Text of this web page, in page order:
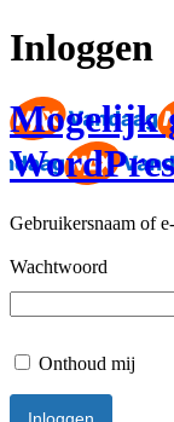
Inloggen
Mogelijk
Gebruikersnaam of
Wachtwoord
Onthoud mij